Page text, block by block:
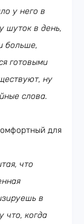
у него в
шуток в день,
больше,
готовыми
ну
слова.
для
что
в
что, когда